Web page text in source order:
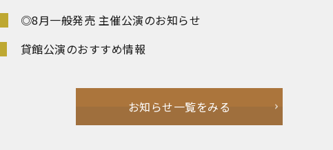
◎8月一般発売 主催公演のお知らせ
貸館公演のおすすめ情報
お知らせ一覧をみる